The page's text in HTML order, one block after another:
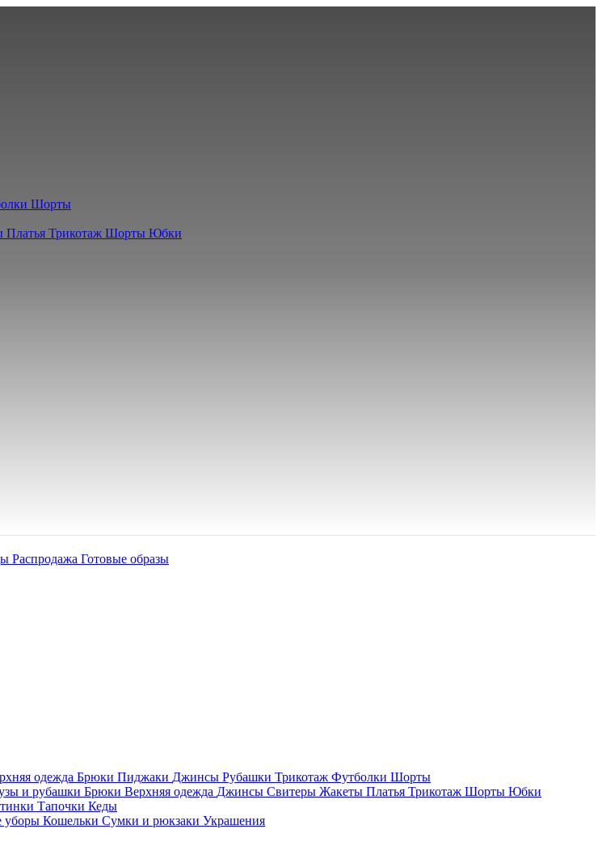
Шорты
Платья Трикотаж Шорты Юбки
Распродажа Готовые образы
одежда Брюки Пиджаки Джинсы Рубашки Трикотаж Футболки Шорты
и рубашки Брюки Верхняя одежда Джинсы Свитеры Жакеты Платья Трикотаж Шорты Юбки
Тапочки Кеды
уборы Кошельки Сумки и рюкзаки Украшения